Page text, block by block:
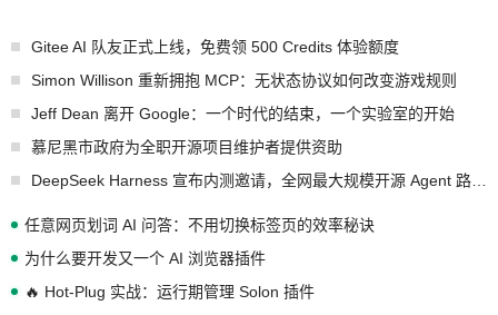
Gitee AI 队友正式上线，免费领 500 Credits 体验额度
Simon Willison 重新拥抱 MCP：无状态协议如何改变游戏规则
Jeff Dean 离开 Google：一个时代的结束，一个实验室的开始
慕尼黑市政府为全职开源项目维护者提供资助
任意网页划词 AI 问答：不用切换标签页的效率秘诀
为什么要开发又一个 AI 浏览器插件
🔥 Hot-Plug 实战：运行期管理 Solon 插件